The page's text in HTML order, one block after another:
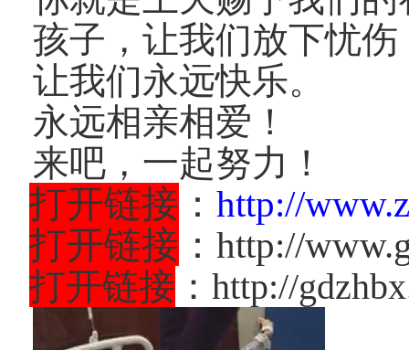
孩子，让我们放下忧伤
让我们永远快乐。
永远相亲相爱！
来吧，一起努力！
打开链接 ： http://
打开链接 ：http://
打开链接 ：http://